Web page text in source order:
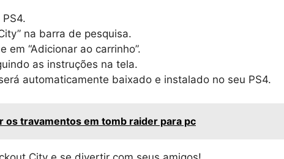
na barra de pesquisa.
em “Adicionar ao carrinho”.
as instruções na tela.
automaticamente baixado e instalado no seu PS4.
os travamentos em tomb raider para pc